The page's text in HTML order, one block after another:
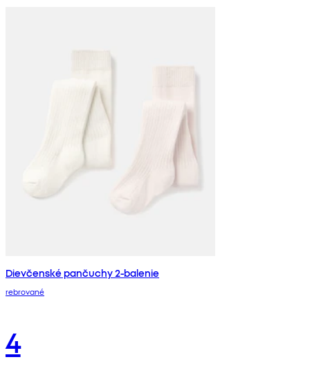
Dievčenské pančuchy 2-balenie
rebrované
4